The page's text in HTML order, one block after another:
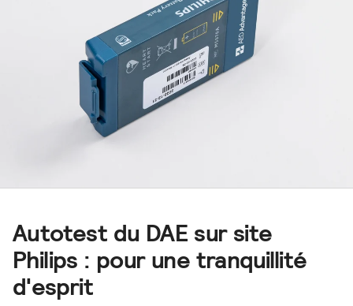
Autotest du DAE sur site
Philips : pour une tranquillité
d'esprit